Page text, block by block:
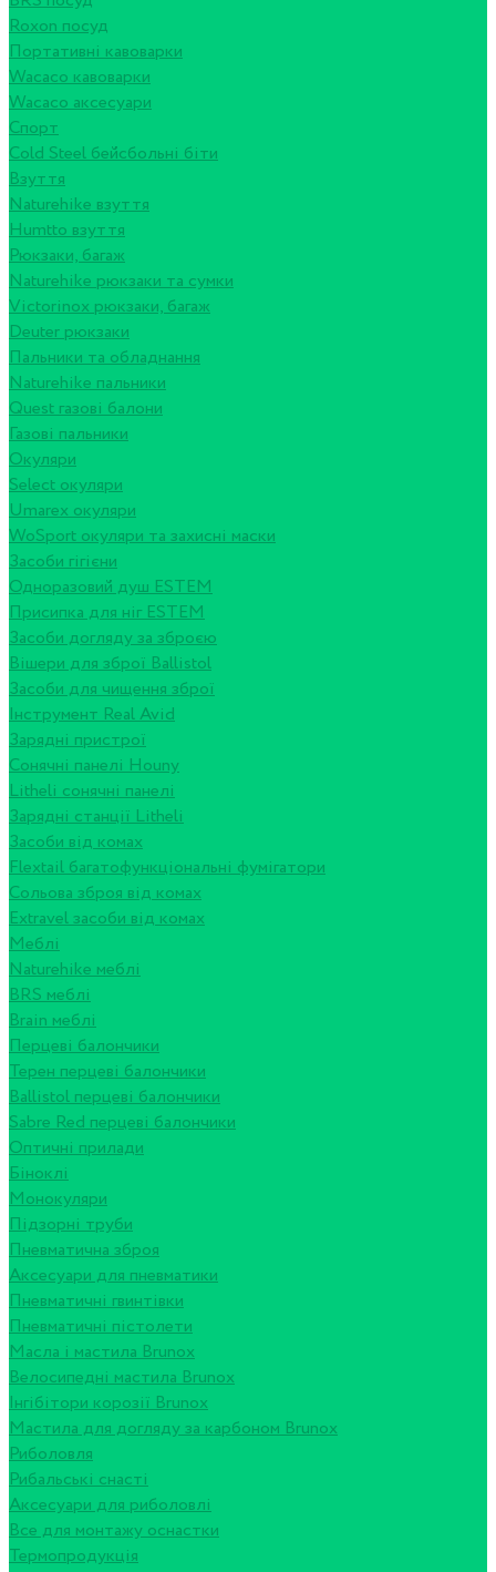
Roxon посуд
Портативні кавоварки
Wacaco кавоварки
Wacaco аксесуари
Спорт
Cold Steel бейсбольні біти
Взуття
Naturehike взуття
Humtto взуття
Рюкзаки, багаж
Naturehike рюкзаки та сумки
Victorinox рюкзаки, багаж
Deuter рюкзаки
Пальники та обладнання
Naturehike пальники
Quest газові балони
Газові пальники
Окуляри
Select окуляри
Umarex окуляри
WoSport окуляри та захисні маски
Засоби гігієни
Одноразовий душ ESTEM
Присипка для ніг ESTEM
Засоби догляду за зброєю
Вішери для зброї Ballistol
Засоби для чищення зброї
Інструмент Real Avid
Зарядні пристрої
Сонячні панелі Houny
Litheli сонячні панелі
Зарядні станції Litheli
Засоби від комах
Flextail багатофункціональні фумігатори
Сольова зброя від комах
Extravel засоби від комах
Меблі
Naturehike меблі
BRS меблі
Brain меблі
Перцеві балончики
Терен перцеві балончики
Ballistol перцеві балончики
Sabre Red перцеві балончики
Оптичні прилади
Біноклі
Монокуляри
Підзорні труби
Пневматична зброя
Аксесуари для пневматики
Пневматичні гвинтівки
Пневматичні пістолети
Масла і мастила Brunox
Велосипедні мастила Brunox
Інгібітори корозії Brunox
Мастила для догляду за карбоном Brunox
Риболовля
Рибальські снасті
Аксесуари для риболовлі
Все для монтажу оснастки
Термопродукція